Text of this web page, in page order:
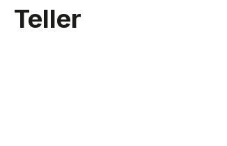
Teller